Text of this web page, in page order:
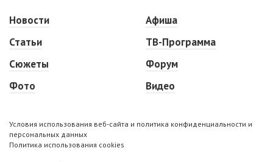
Новости
Статьи
Сюжеты
Фото
Афиша
ТВ-Программа
Форум
Видео
Условия использования веб-сайта и политика конфиденциальности и
персональных данных
Политика использования cookies